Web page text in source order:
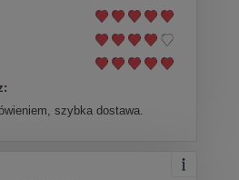
szybka dostawa.